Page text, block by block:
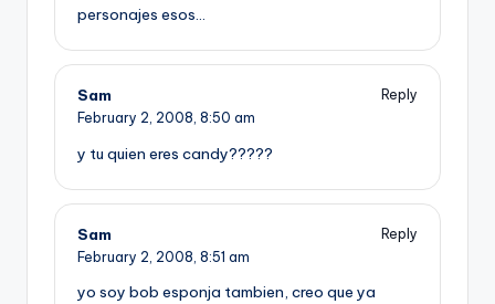
personajes esos…
Sam
Reply
February 2, 2008, 8:50 am
y tu quien eres candy?????
Sam
Reply
February 2, 2008, 8:51 am
yo soy bob esponja tambien, creo que ya